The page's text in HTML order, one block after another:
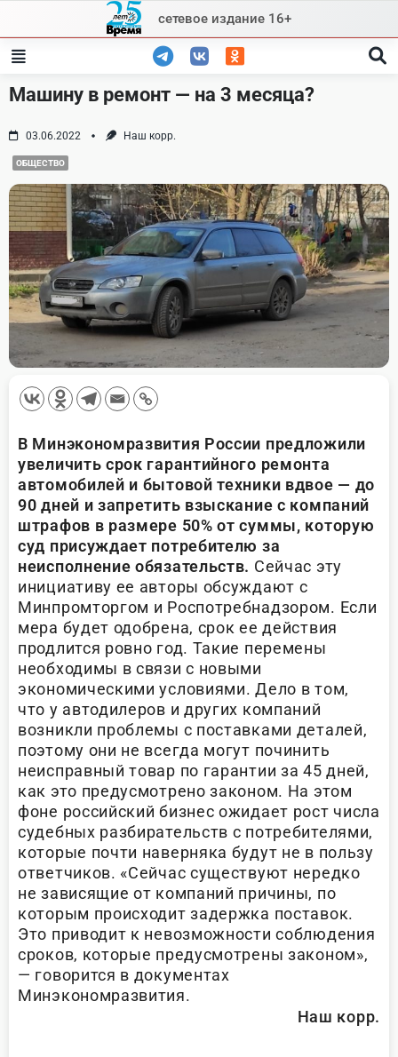
content
сетевое издание 16+
Машину в ремонт — на 3 месяца?
03.06.2022 Наш корр.
ОБЩЕСТВО
В Минэкономразвития России предложили
увеличить срок гарантийного ремонта
автомобилей и бытовой техники вдвое — до
90 дней и запретить взыскание с компаний
штрафов в размере 50% от суммы, которую
суд присуждает потребителю за
неисполнение обязательств. Сейчас эту
инициативу ее авторы обсуждают с
Минпромторгом и Роспотребнадзором. Если
мера будет одобрена, срок ее действия
продлится ровно год. Такие перемены
необходимы в связи с новыми
экономическими условиями. Дело в том,
что у автодилеров и других компаний
возникли проблемы с поставками деталей,
поэтому они не всегда могут починить
неисправный товар по гарантии за 45 дней,
как это предусмотрено законом. На этом
фоне российский бизнес ожидает рост числа
судебных разбирательств с потребителями,
которые почти наверняка будут не в пользу
ответчиков. «Сейчас существуют нередко
не зависящие от компаний причины, по
которым происходит задержка поставок.
Это приводит к невозможности соблюдения
сроков, которые предусмотрены законом»,
— говорится в документах
Минэкономразвития.
Наш корр.